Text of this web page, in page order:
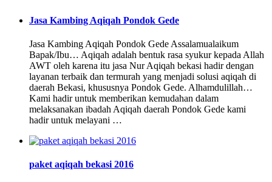
Jasa Kambing Aqiqah Pondok Gede
Jasa Kambing Aqiqah Pondok Gede Assalamualaikum
Bapak/Ibu… Aqiqah adalah bentuk rasa syukur kepada Allah
AWT oleh karena itu jasa Nur Aqiqah bekasi hadir dengan
layanan terbaik dan termurah yang menjadi solusi aqiqah di
daerah Bekasi, khususnya Pondok Gede. Alhamdulillah…
Kami hadir untuk memberikan kemudahan dalam
melaksanakan ibadah Aqiqah daerah Pondok Gede kami
hadir untuk melayani …
paket aqiqah bekasi 2016